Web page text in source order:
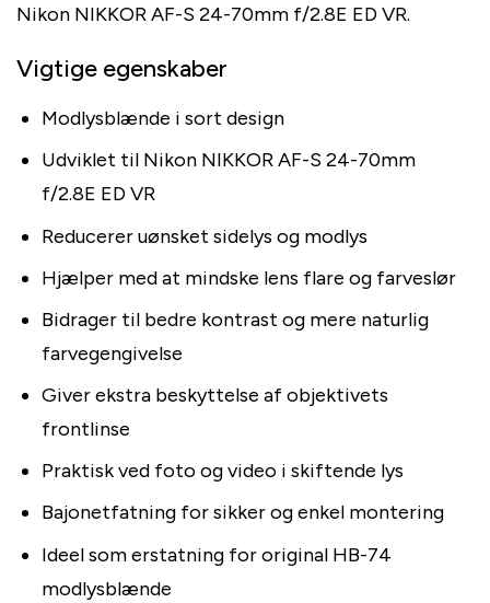
Nikon NIKKOR AF-S 24-70mm f/2.8E ED VR.
Vigtige egenskaber
Modlysblænde i sort design
Udviklet til Nikon NIKKOR AF-S 24-70mm
f/2.8E ED VR
Reducerer uønsket sidelys og modlys
Hjælper med at mindske lens flare og farveslør
Bidrager til bedre kontrast og mere naturlig
farvegengivelse
Giver ekstra beskyttelse af objektivets
frontlinse
Praktisk ved foto og video i skiftende lys
Bajonetfatning for sikker og enkel montering
Ideel som erstatning for original HB-74
modlysblænde